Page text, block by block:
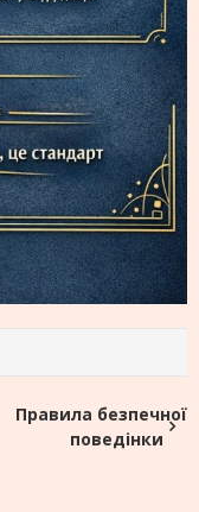
Правила безпечної
поведінки